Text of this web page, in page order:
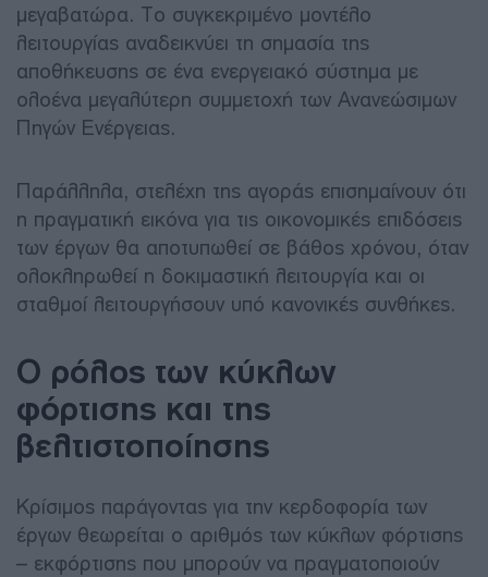
μεγαβατώρα. Το συγκεκριμένο μοντέλο
λειτουργίας αναδεικνύει τη σημασία της
αποθήκευσης σε ένα ενεργειακό σύστημα με
ολοένα μεγαλύτερη συμμετοχή των Ανανεώσιμων
Πηγών Ενέργειας.
Παράλληλα, στελέχη της αγοράς επισημαίνουν ότι
η πραγματική εικόνα για τις οικονομικές επιδόσεις
των έργων θα αποτυπωθεί σε βάθος χρόνου, όταν
ολοκληρωθεί η δοκιμαστική λειτουργία και οι
σταθμοί λειτουργήσουν υπό κανονικές συνθήκες.
Ο ρόλος των κύκλων
φόρτισης και της
βελτιστοποίησης
Κρίσιμος παράγοντας για την κερδοφορία των
έργων θεωρείται ο αριθμός των κύκλων φόρτισης
– εκφόρτισης που μπορούν να πραγματοποιούν